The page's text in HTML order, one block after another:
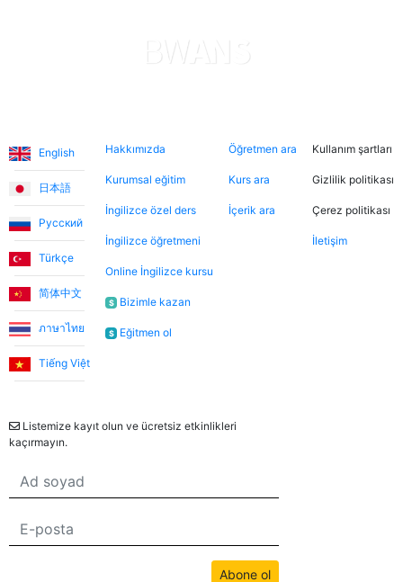
English
日本語
Русский
Türkçe
简体中文
ภาษาไทย
Tiếng Việt
Hakkımızda
Kurumsal eğitim
İngilizce özel ders
İngilizce öğretmeni
Online İngilizce kursu
$ Bizimle kazan
$ Eğitmen ol
Öğretmen ara
Kurs ara
İçerik ara
Kullanım şartları
Gizlilik politikası
Çerez politikası
İletişim
Listemize kayıt olun ve ücretsiz etkinlikleri
kaçırmayın.
Abone ol